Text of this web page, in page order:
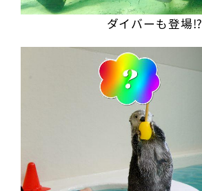
ダイバーも登場⁉